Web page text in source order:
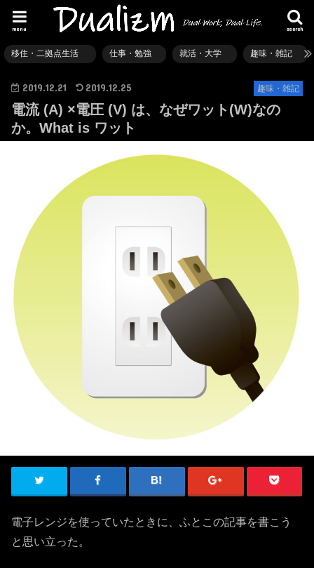
search
menu
移住・二拠点生活 仕事・勉強 就活・大学 趣味・雑記
趣味・雑記
2019.12.21 2019.12.25
電流 (A) ×電圧 (V) は、なぜワット(W)なの
か。What is ワット
電子レンジを使っていたときに、ふとこの記事を書こう
と思い立った。